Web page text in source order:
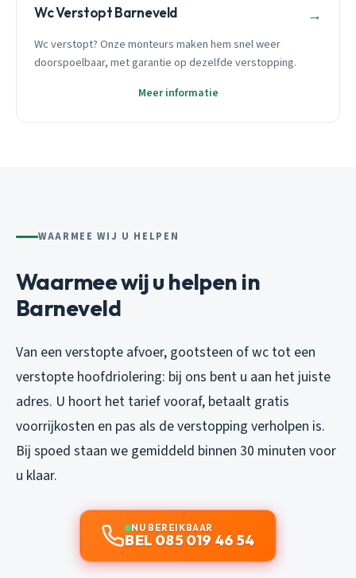
Wc Verstopt Barneveld →
Wc verstopt? Onze monteurs maken hem snel weer
doorspoelbaar, met garantie op dezelfde verstopping.
Meer informatie
WAARMEE WIJ U HELPEN
Waarmee wij u helpen in
Barneveld
Van een verstopte afvoer, gootsteen of wc tot een
verstopte hoofdriolering: bij ons bent u aan het juiste
adres. U hoort het tarief vooraf, betaalt gratis
voorrijkosten en pas als de verstopping verholpen is.
Bij spoed staan we gemiddeld binnen 30 minuten voor
u klaar.
NU BEREIKBAAR
BEL 085 019 46 54